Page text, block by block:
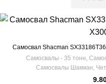
Самосвал Shacman
Самосвалы - 35 тонн
Самосвалы Шакман